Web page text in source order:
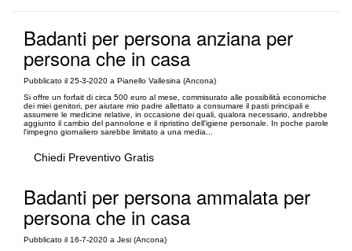
Badanti per persona anziana per
persona che in casa
Pubblicato il 25-3-2020 a Pianello Vallesina (Ancona)
Si offre un forfait di circa 500 euro al mese, commisurato alle possibilità economiche
dei miei genitori, per aiutare mio padre allettato a consumare il pasti principali e
assumere le medicine relative, in occasione dei quali, qualora necessario, andrebbe
aggiunto il cambio del pannolone e il ripristino dell'igiene personale. In poche parole
l'impegno giornaliero sarebbe limitato a una media...
Chiedi Preventivo Gratis
Badanti per persona ammalata per
persona che in casa
Pubblicato il 16-7-2020 a Jesi (Ancona)